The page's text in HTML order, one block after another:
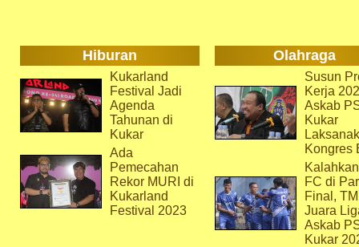
Hiburan Olahraga
Kukarland
Festival Jadi
Agenda
Tahunan di
Kukar
Ada
Pemecahan
Rekor MURI di
Kukarland
Festival 2023
Susun
Kerja
Askab
Kukar
Kongres
FC di
Final,
Juara
Askab
Kukar